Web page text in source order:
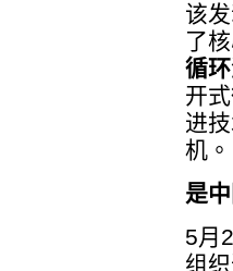
该
了
循
开
进
机。
是
5月
组